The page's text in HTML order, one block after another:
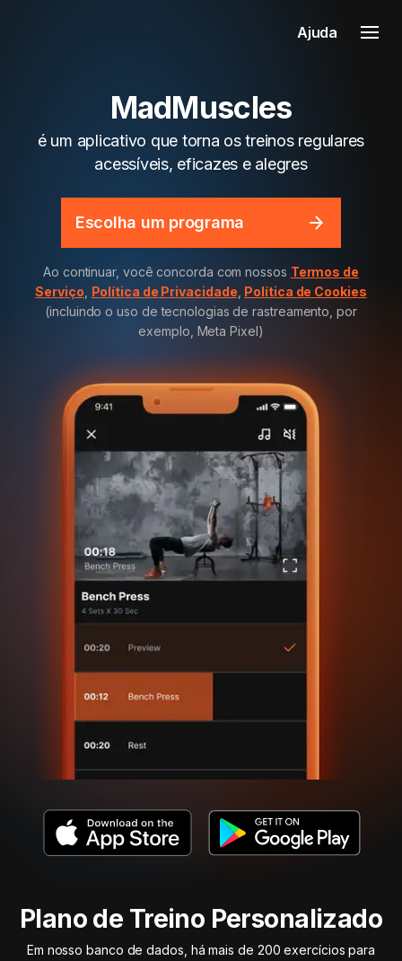
Ajuda
MadMuscles
é um aplicativo que torna os treinos regulares
acessíveis, eficazes e alegres
Escolha um programa
Ao continuar, você concorda com nossos Termos de
Serviço Política de Privacidade Política de Cookies
(incluindo o uso de tecnologias de rastreamento, por
exemplo, Meta Pixel)
Plano de Treino Personalizado
Em nosso banco de dados, há mais de 200 exercícios para